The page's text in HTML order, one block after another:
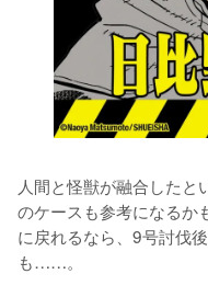
人間と怪獣が融合したと
のケースも参考になるか
に戻れるなら、9号討伐
も……。